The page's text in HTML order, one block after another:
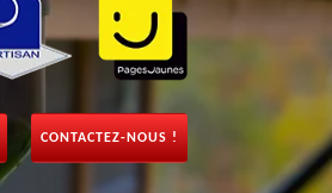
CONTACTEZ-NOUS !